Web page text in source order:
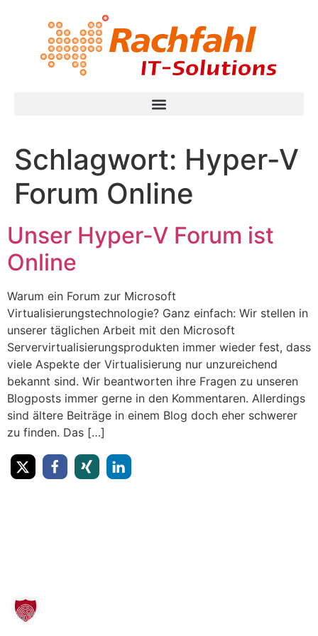
Schlagwort: Hyper-V
Forum Online
Unser Hyper-V Forum ist
Online
Warum ein Forum zur Microsoft
Virtualisierungstechnologie? Ganz einfach: Wir stellen in
unserer täglichen Arbeit mit den Microsoft
Servervirtualisierungsprodukten immer wieder fest, dass
viele Aspekte der Virtualisierung nur unzureichend
bekannt sind. Wir beantworten ihre Fragen zu unseren
Blogposts immer gerne in den Kommentaren. Allerdings
sind ältere Beiträge in einem Blog doch eher schwerer
zu finden. Das […]